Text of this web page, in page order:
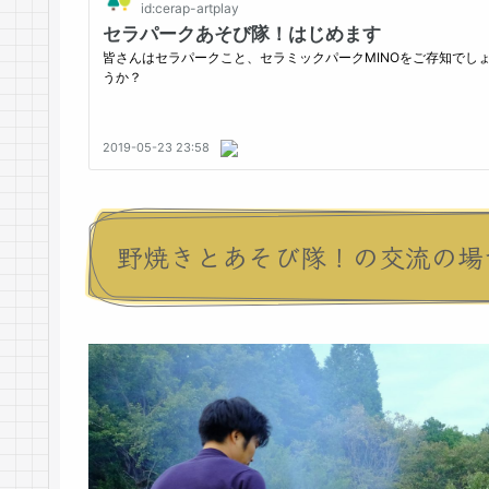
野焼きとあそび隊！の交流の